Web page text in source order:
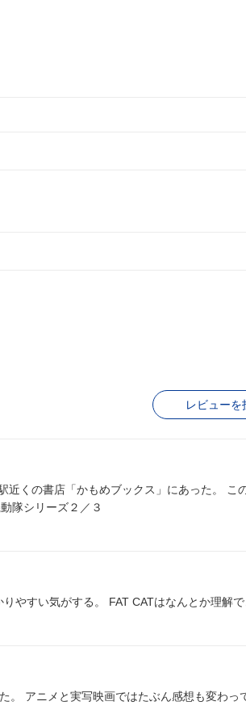
レビューを
「かもめブックス」にあった。 この本屋は私
漫画コーナーに入ったら、これを見つけた。 攻殻機動隊シリーズ２／３
ところ ギャグ顔が好き １よりちょっとわかりやすい気がする。 FAT CATはなんとか理
。 アニメと実写映画ではたぶん感想も変わっ